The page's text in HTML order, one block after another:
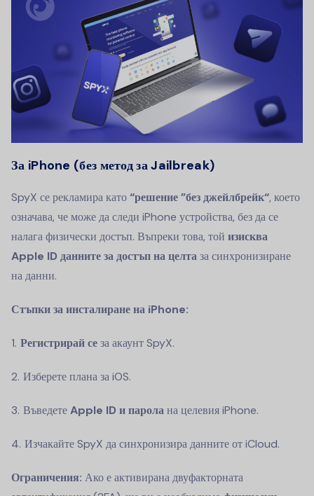
За iPhone (без метод за Jailbreak)
SpyX се рекламира като“решение ”без джейлбрейк“, което
означава, че може да следи iPhone устройства, без да се
налага физически достъп. Въпреки това, той изисква
Apple ID данните за достъп на целтаза синхронизиране
на данни.
Стъпки за инсталиране на iPhone:
Регистрирай сеза акаунт SpyX.
Изберете плана за iOS.
ВъведетеApple ID и паролана целевия iPhone.
Изчакайте SpyX да синхронизира данните от iCloud.
Ограничения: Ако е активирана двуфакторната